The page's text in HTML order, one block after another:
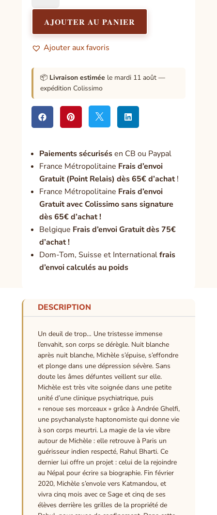
Etre
vivante
la
chute
l'envol
AJOUTER AU PANIER
Ajouter aux favoris
📦 Livraison estimée le mardi 11 août —
expédition Colissimo
   
Paiements sécurisésen CB ou Paypal
France Métropolitaine Frais d’envoi
Gratuit (Point Relais) dès 65€ d’achat!
France Métropolitaine Frais d’envoi
Gratuit avec Colissimo sans signature
dès 65€ d’achat !
Belgique Frais d’envoi Gratuit dès 75€
d’achat !
Dom-Tom, Suisse et Internationalfrais
d’envoi calculés au poids
DESCRIPTION
Un deuil de trop… Une tristesse immense
l’envahit, son corps se dérègle. Nuit blanche
après nuit blanche, Michèle s’épuise, s’effondre
et plonge dans une dépression sévère. Sans
doute les âmes défuntes veillent sur elle.
Michèle est très vite soignée dans une petite
unité d’une clinique psychiatrique, puis
« renoue ses morceaux » grâce à Andrée Ghelfi,
une psychanalyste haptonomiste qui donne vie
à son corps meurtri. La magie de la vie vibre
autour de Michèle : elle retrouve à Paris un
guérisseur indien respecté, Rahul Bharti. Ce
dernier lui offre un projet : celui de la rejoindre
au Népal pour écrire sa biographie. Fin février
2020, Michèle s’envole vers Katmandou, et
vivra cinq mois avec ce Sage et cinq de ses
élèves derrière les grilles de la propriété de